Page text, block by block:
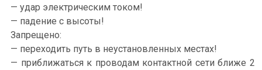
— удар электрическим током!
— падение с высоты!
Запрещено:
— переходить путь в неустановленных местах!
— приближаться к проводам контактной сети ближе 2